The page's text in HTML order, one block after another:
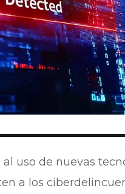
al uso de nuevas
a los